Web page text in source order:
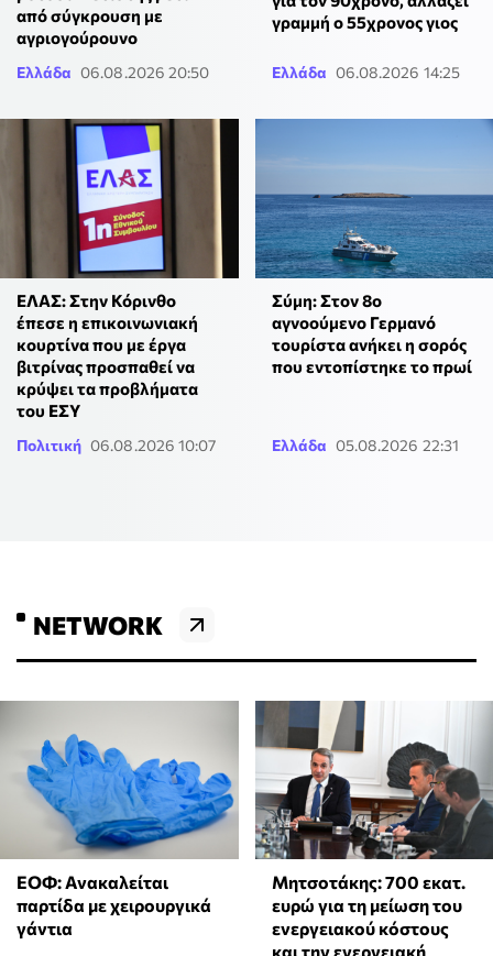
από σύγκρουση με
αγριογούρουνο
Ελλάδα 06.08.2026 20:50
γραμμή ο 55χρονος γιος
Ελλάδα 06.08.2026 14:25
ΕΛΑΣ: Στην Κόρινθο
έπεσε η επικοινωνιακή
κουρτίνα που με έργα
βιτρίνας προσπαθεί να
κρύψει τα προβλήματα
του ΕΣΥ
Πολιτική 06.08.2026 10:07
Σύμη: Στον 8ο
αγνοούμενο Γερμανό
τουρίστα ανήκει η σορός
που εντοπίστηκε το πρωί
Ελλάδα 05.08.2026 22:31
NETWORK
ΕΟΦ: Ανακαλείται
παρτίδα με χειρουργικά
γάντια
Μητσοτάκης: 700 εκατ.
ευρώ για τη μείωση του
ενεργειακού κόστους
και την ενεργειακή